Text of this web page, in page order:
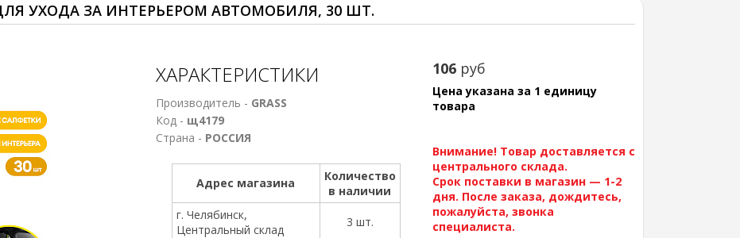
УХОДА ЗА ИНТЕРЬЕРОМ АВТОМОБИЛЯ, 30 ШТ.
106 руб
Цена указана за 1 единицу
товара
Внимание! Товар доставляется с
центрального склада.
Срок поставки в магазин — 1-2
дня. После заказа, дождитесь,
пожалуйста, звонка
специалиста.
ХАРАКТЕРИСТИКИ
Производитель - GRASS
Код - щ4179
Страна - РОССИЯ
Адрес магазина
Количество
в наличии
г. Челябинск,
Центральный склад
3 шт.